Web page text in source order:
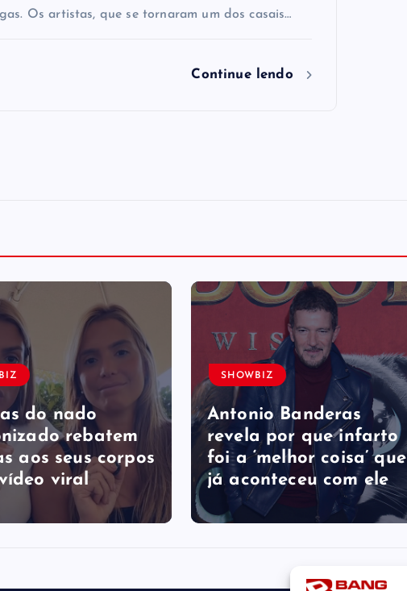
Os artistas, que se tornaram um dos casais…
Continue lendo
do nado
rebatem
​a​os seus corpos
viral
SHOWBIZ
Antonio Banderas
revela por que infarto
foi a ‘melhor coisa’ que
já aconteceu com ele